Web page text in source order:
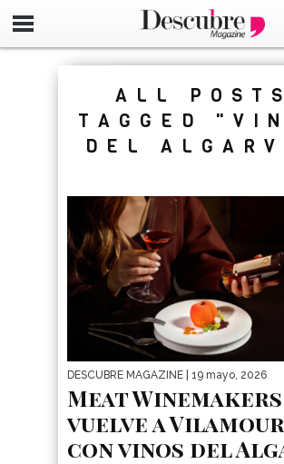
google-site-
ALL POSTS
TAGGED
DEL
DESCUBRE MAGAZINE | 19 mayo, 2026
Meat Winemakers
vuelve a
con vinos del